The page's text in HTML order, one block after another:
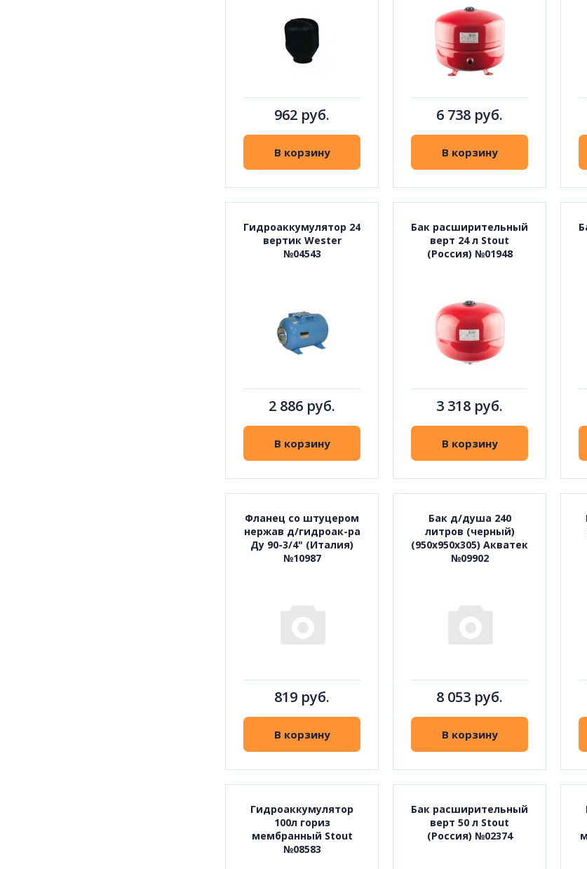
962 руб.
В корзину
6 738 руб.
В корзину
Гидроаккумулятор 24
вертик Wester
№04543
2 886 руб.
В корзину
Бак расширительный
верт 24 л Stout
(Россия) №01948
3 318 руб.
В корзину
Фланец со штуцером
нержав д/гидроак-ра
Ду 90-3/4" (Италия)
№10987
819 руб.
В корзину
Бак д/душа 240
литров (черный)
(950х950х305) Акватек
№09902
8 053 руб.
В корзину
Гидроаккумулятор
100л гориз
мембранный Stout
№08583
Бак расширительный
верт 50 л Stout
(Россия) №02374